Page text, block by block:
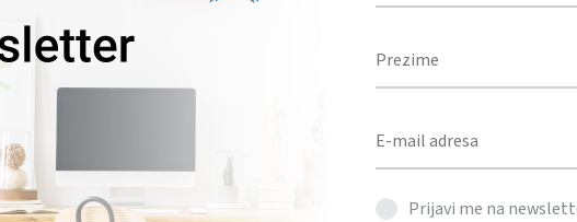
ALATI & AUTO OPREMA,PRIVJESCI ZA KLJUČEVE
Prijavi me na